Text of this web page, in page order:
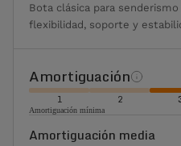
Bota clásica para
flexibilidad, soporte y
Amortiguación
1 2
Amortiguación mínima
Amortiguación media